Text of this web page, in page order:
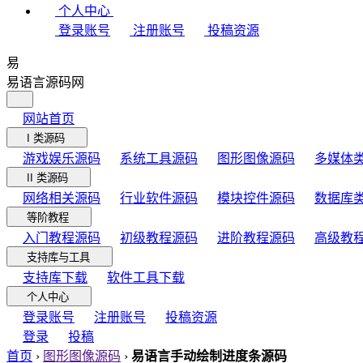
个人中心
登录账号
注册账号 投稿资源
易
易语言源码网
网站首页
I 类源码
游戏娱乐源码 系统工具源码 图形图像源码 多媒体
II 类源码
网络相关源码 行业软件源码 模块控件源码 数据库
等阶教程
入门教程源码 初级教程源码 进阶教程源码 高级教
支持库与工具
支持库下载 软件工具下载
个人中心
登录账号 注册账号
投稿资源
登录
投稿
首页 › 图形图像源码 › 易语言手动绘制进度条源码